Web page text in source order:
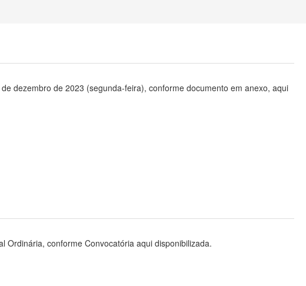
dezembro de 2023 (segunda-feira), conforme documento em anexo, aqui
Ordinária, conforme Convocatória aqui disponibilizada.